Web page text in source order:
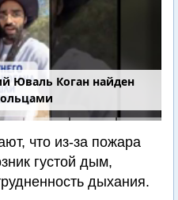
Юваль Коган найден
что из-за пожара
густой дым,
дыхания.